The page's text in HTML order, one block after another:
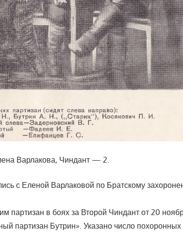
Варлакова, Чиндант — 2.
с Еленой Варлаковой по Братскому
партизан в боях за Второй Чиндант от 20
партизан Бутрин». Указано число